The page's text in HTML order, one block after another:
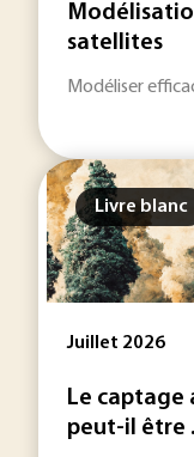
satellites
Modéliser
Livre blanc
Juillet 2026
Le captage
peut-il être